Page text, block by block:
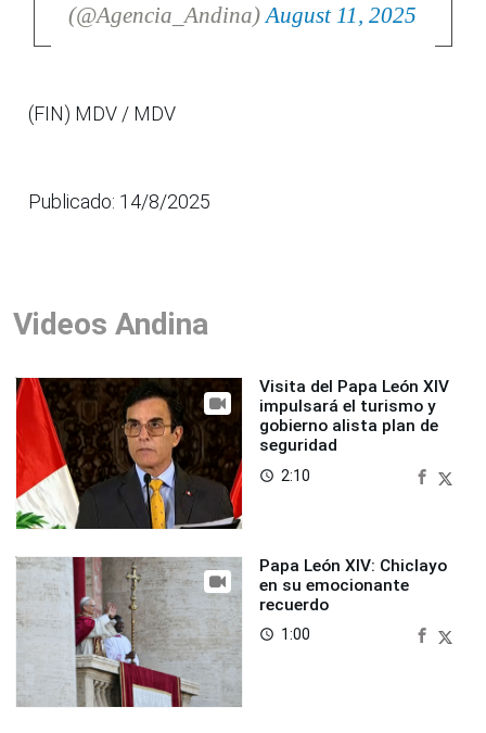
(@Agencia_Andina) August 11, 2025
(FIN) MDV / MDV
Publicado: 14/8/2025
Videos Andina
Visita del Papa León XIV
impulsará el turismo y
gobierno alista plan de
seguridad
access_time 2:10
Papa León XIV: Chiclayo
en su emocionante
recuerdo
access_time 1:00